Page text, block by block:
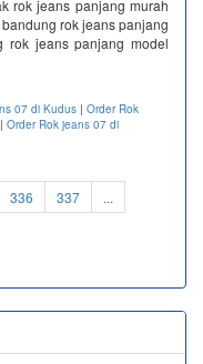
rok jeans panjang murah
rok jeans panjang
rok jeans panjang model
07 di Kudus | Order Rok
| Order Rok jeans 07 di
336 337
...